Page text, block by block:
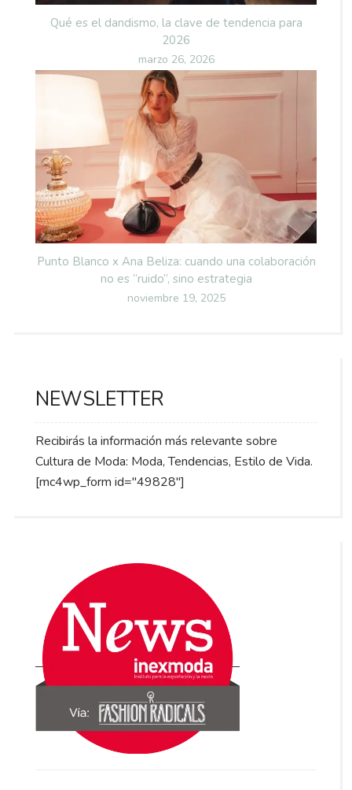
Qué es el dandismo, la clave de tendencia para
2026
Posted
on
marzo 26, 2026
Punto Blanco x Ana Beliza: cuando una colaboración
no es “ruido”, sino estrategia
Posted
noviembre 19, 2025
NEWSLETTER
Recibirás la información más relevante sobre
Cultura de Moda: Moda, Tendencias, Estilo de Vida.
[mc4wp_form id="49828"]